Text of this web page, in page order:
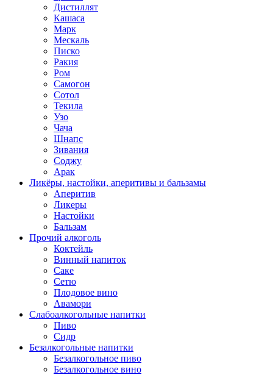
Дистиллят
Кашаса
Марк
Мескаль
Писко
Ракия
Ром
Самогон
Сотол
Текила
Узо
Чача
Шнапс
Зивания
Соджу
Арак
Ликёры, настойки, аперитивы и бальзамы
Аперитив
Ликеры
Настойки
Бальзам
Прочий алкоголь
Коктейль
Винный напиток
Саке
Сетю
Плодовое вино
Авамори
Слабоалкогольные напитки
Пиво
Сидр
Безалкогольные напитки
Безалкогольное пиво
Безалкогольное вино